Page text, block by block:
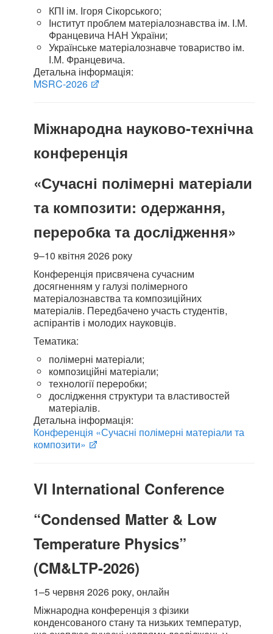
КПІ ім. Ігоря Сікорського;
Інститут проблем матеріалознавства ім. І.М.
Францевича НАН України;
Українське матеріалознавче товариство ім.
І.М. Францевича.
Детальна інформація:
MSRC-2026
Міжнародна науково-технічна
конференція
«Сучасні полімерні матеріали
та композити: одержання,
переробка та дослідження»
9–10 квітня 2026 року
Конференція присвячена сучасним
досягненням у галузі полімерного
матеріалознавства та композиційних
матеріалів. Передбачено участь студентів,
аспірантів і молодих науковців.
Тематика:
полімерні матеріали;
композиційні матеріали;
технології переробки;
дослідження структури та властивостей
матеріалів.
Детальна інформація:
Конференція «Сучасні полімерні матеріали та
композити»
VI International Conference
“Condensed Matter & Low
Temperature Physics”
(CM&LTP-2026)
1–5 червня 2026 року, онлайн
Міжнародна конференція з фізики
конденсованого стану та низьких температур,